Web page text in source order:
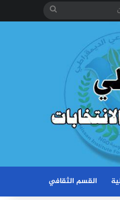
القسم الثقافي